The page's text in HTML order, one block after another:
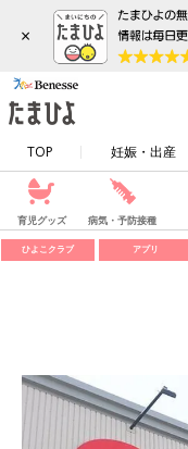
×
TOP 妊娠・出産
育児グッズ 病気・予防接種
ひよこクラブ アプリ